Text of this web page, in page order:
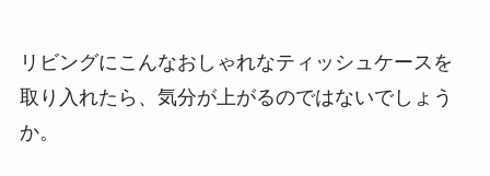
リビングにこんなおしゃれなティッシュケースを
取り入れたら、気分が上がるのではないでしょう
か。